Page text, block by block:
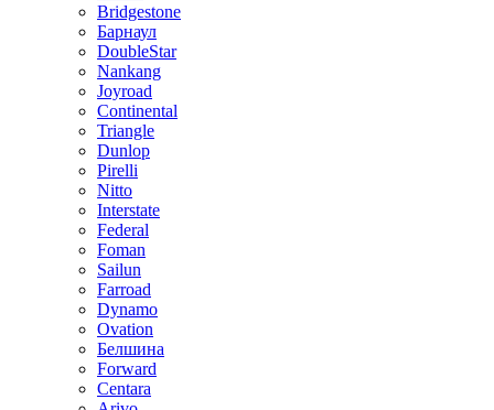
Bridgestone
Барнаул
DoubleStar
Nankang
Joyroad
Continental
Triangle
Dunlop
Pirelli
Nitto
Interstate
Federal
Foman
Sailun
Farroad
Dynamo
Ovation
Белшина
Forward
Centara